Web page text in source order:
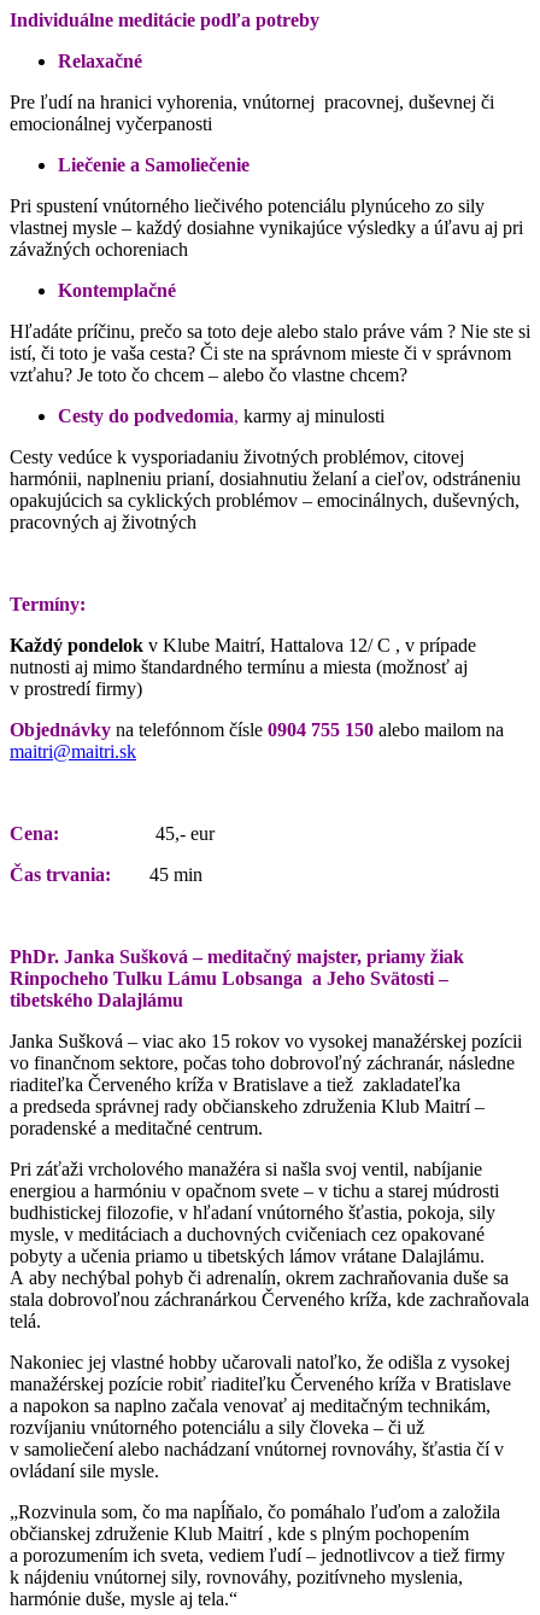
Individuálne meditácie podľa potreby
Relaxačné
Pre ľudí na hranici vyhorenia, vnútornej pracovnej, duševnej či
emocionálnej vyčerpanosti
Liečenie a Samoliečenie
Pri spustení vnútorného liečivého potenciálu plynúceho zo sily
vlastnej mysle – každý dosiahne vynikajúce výsledky a úľavu aj pri
závažných ochoreniach
Kontemplačné
Hľadáte príčinu, prečo sa toto deje alebo stalo práve vám ? Nie ste si
istí, či toto je vaša cesta? Či ste na správnom mieste či v správnom
vzťahu? Je toto čo chcem – alebo čo vlastne chcem?
Cesty do podvedomia, karmy aj minulosti
Cesty vedúce k vysporiadaniu životných problémov, citovej
harmónii, naplneniu prianí, dosiahnutiu želaní a cieľov, odstráneniu
opakujúcich sa cyklických problémov – emocinálnych, duševných,
pracovných aj životných
Termíny:
Každý pondelok v Klube Maitrí, Hattalova 12/ C , v prípade
nutnosti aj mimo štandardného termínu a miesta (možnosť aj
v prostredí firmy)
Objednávky na telefónnom čísle 0904 755 150 alebo mailom na
maitri@maitri.sk
Cena: 45,- eur
Čas trvania: 45 min
PhDr. Janka Sušková – meditačný majster, priamy žiak
Rinpocheho Tulku Lámu Lobsanga a Jeho Svätosti –
tibetského Dalajlámu
Janka Sušková – viac ako 15 rokov vo vysokej manažérskej pozícii
vo finančnom sektore, počas toho dobrovoľný záchranár, následne
riaditeľka Červeného kríža v Bratislave a tiež zakladateľka
a predseda správnej rady občianskeho združenia Klub Maitrí –
poradenské a meditačné centrum.
Pri záťaži vrcholového manažéra si našla svoj ventil, nabíjanie
energiou a harmóniu v opačnom svete – v tichu a starej múdrosti
budhistickej filozofie, v hľadaní vnútorného šťastia, pokoja, sily
mysle, v meditáciach a duchovných cvičeniach cez opakované
pobyty a učenia priamo u tibetských lámov vrátane Dalajlámu.
A aby nechýbal pohyb či adrenalín, okrem zachraňovania duše sa
stala dobrovoľnou záchranárkou Červeného kríža, kde zachraňovala
telá.
Nakoniec jej vlastné hobby učarovali natoľko, že odišla z vysokej
manažérskej pozície robiť riaditeľku Červeného kríža v Bratislave
a napokon sa naplno začala venovať aj meditačným technikám,
rozvíjaniu vnútorného potenciálu a sily človeka – či už
v samoliečení alebo nachádzaní vnútornej rovnováhy, šťastia čí v
ovládaní sile mysle.
„Rozvinula som, čo ma napĺňalo, čo pomáhalo ľuďom a založila
občianskej združenie Klub Maitrí , kde s plným pochopením
a porozumením ich sveta, vediem ľudí – jednotlivcov a tiež firmy
k nájdeniu vnútornej sily, rovnováhy, pozitívneho myslenia,
harmónie duše, mysle aj tela.“